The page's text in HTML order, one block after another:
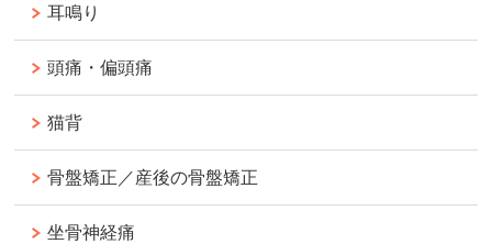
耳鳴り
頭痛・偏頭痛
猫背
骨盤矯正／産後の骨盤矯正
坐骨神経痛